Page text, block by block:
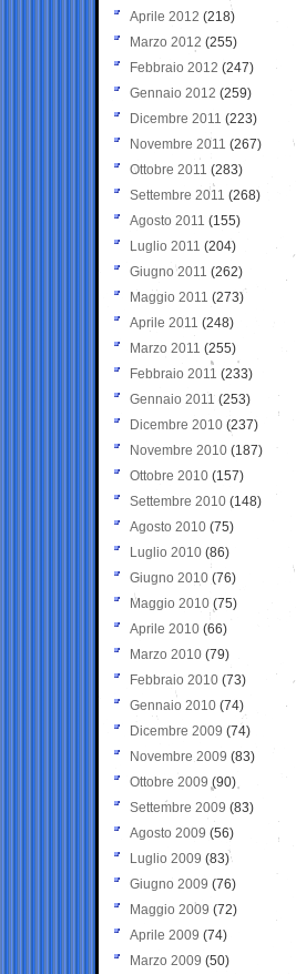
Aprile 2012 (218)
Marzo 2012 (255)
Febbraio 2012 (247)
Gennaio 2012 (259)
Dicembre 2011 (223)
Novembre 2011 (267)
Ottobre 2011 (283)
Settembre 2011 (268)
Agosto 2011 (155)
Luglio 2011 (204)
Giugno 2011 (262)
Maggio 2011 (273)
Aprile 2011 (248)
Marzo 2011 (255)
Febbraio 2011 (233)
Gennaio 2011 (253)
Dicembre 2010 (237)
Novembre 2010 (187)
Ottobre 2010 (157)
Settembre 2010 (148)
Agosto 2010 (75)
Luglio 2010 (86)
Giugno 2010 (76)
Maggio 2010 (75)
Aprile 2010 (66)
Marzo 2010 (79)
Febbraio 2010 (73)
Gennaio 2010 (74)
Dicembre 2009 (74)
Novembre 2009 (83)
Ottobre 2009 (90)
Settembre 2009 (83)
Agosto 2009 (56)
Luglio 2009 (83)
Giugno 2009 (76)
Maggio 2009 (72)
Aprile 2009 (74)
Marzo 2009 (50)